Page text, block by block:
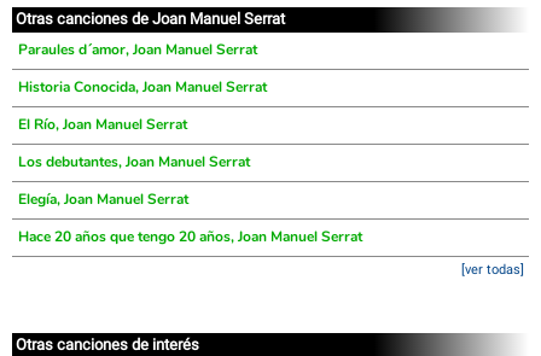
Otras canciones de Joan Manuel Serrat
Paraules d´amor, Joan Manuel Serrat
Historia Conocida, Joan Manuel Serrat
El Río, Joan Manuel Serrat
Los debutantes, Joan Manuel Serrat
Elegía, Joan Manuel Serrat
Hace 20 años que tengo 20 años, Joan Manuel Serrat
[ver todas]
Otras canciones de interés